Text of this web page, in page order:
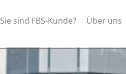
Sie sind FBS-Kunde? Über uns